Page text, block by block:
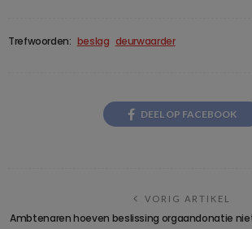
Trefwoorden: beslag deurwaarder
DEEL OP FACEBOOK
VORIG ARTIKEL
Ambtenaren hoeven beslissing orgaandonatie